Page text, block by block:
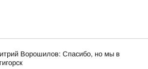
Ворошилов: Спасибо, но мы в